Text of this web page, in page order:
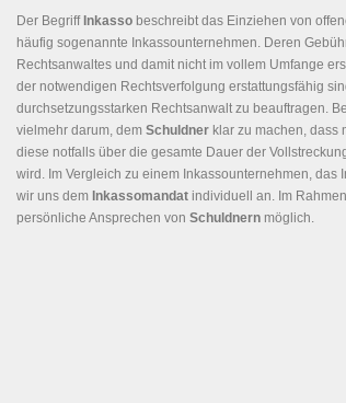
Der Begriff Inkasso beschreibt das Einziehen von
häufig sogenannte Inkassounternehmen. Deren
Rechtsanwaltes und damit nicht im vollem Umfange
der notwendigen Rechtsverfolgung erstattungsfähig
durchsetzungsstarken Rechtsanwalt zu beauftragen.
vielmehr darum, dem Schuldner klar zu machen, dass
diese notfalls über die gesamte Dauer der
wird. Im Vergleich zu einem Inkassounternehmen,
wir uns dem Inkassomandat individuell an. Im
persönliche Ansprechen von Schuldnern möglich.